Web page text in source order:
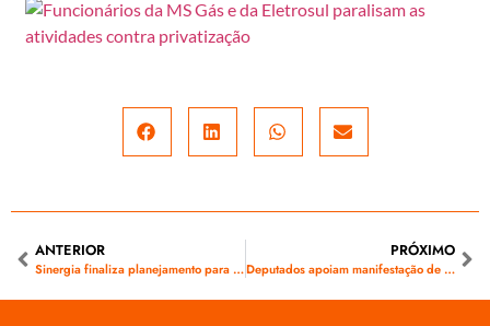
ANTERIOR
Sinergia finaliza planejamento para campanha salarial 2017/2018
PRÓXIMO
Deputados apoiam manifestação de eletricitários contra privatização da MS Gás